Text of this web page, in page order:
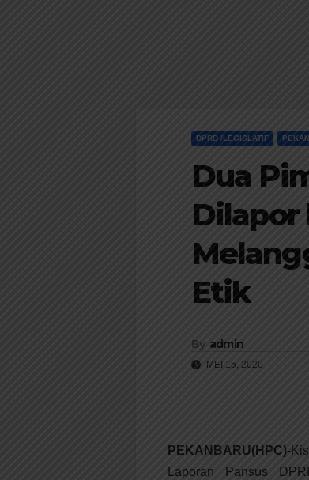
DPRD /LEGISLATIF
Dua
Dilapor
Etik
By admin
MEI 15, 2020
PEKANBARU(HPC)-
Laporan Pansus